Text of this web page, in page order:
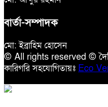
বার্তা-সম্পাদক
মো: ইব্রাহিম হোসেন
© All rights reserved ©
কারিগরি সহযোগিতায়ঃ Eco